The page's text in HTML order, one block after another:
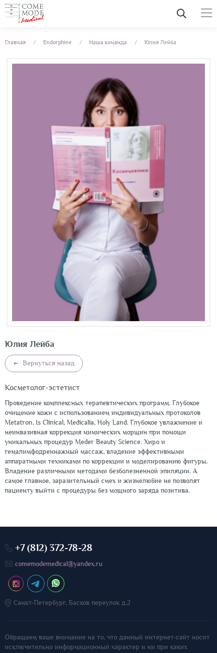
Главная Endorphine Наша команда Юлия Лейба
Юлия Лейба
Вернуться назад
Косметолог-эстетист
Проведение комплексных терапевтических программ. Глубокое
очищение кожи с использованием индивидуальных протоколов
Metatron, Is Clinical, Medicalia, Holy Land. Глубокое увлажнение и
неинвазивная коррекция мимических морщин при помощи
уникальных процедур Meder Beauty Science. Хиро и
гемалимфодреннажный массаж, владение эффективными
аппаратными техниками по коррекции и моделированию фигуры.
Владение различными методами безболезненной эпиляции. А
самое главное, заразительный смех и жизнелюбие не позволят
пациенту выйти с процедуры без мощного заряда позитива.
+7 (812) 372-78-28
comemodemedical@yandex.ru
Санкт-Петербург, Басков переулок д.2
Обращаем ваше внимание на то, что данный интернет-сайт носит
исключительно информационный характер и ни при каких